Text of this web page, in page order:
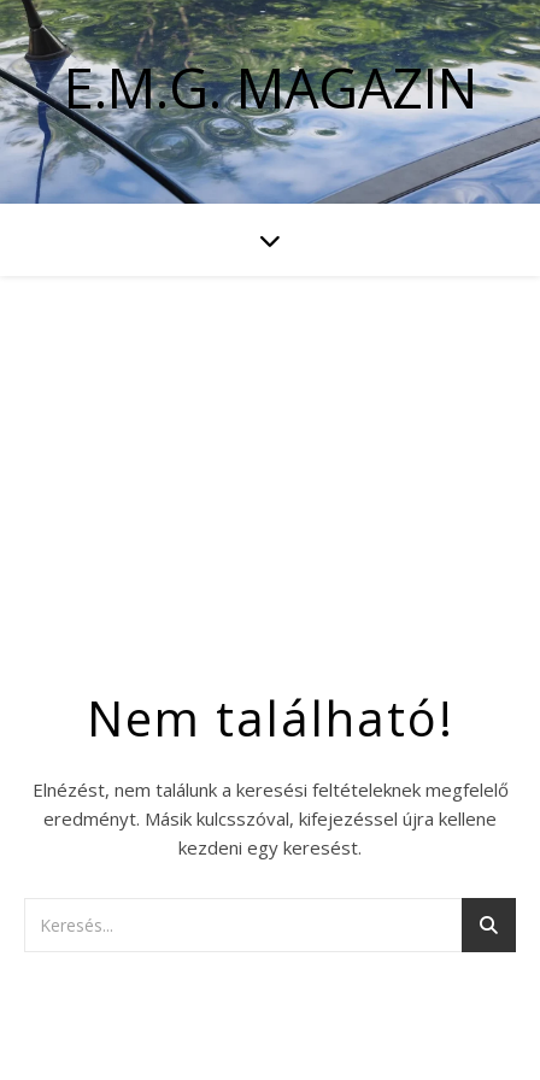
E.M.G. MAGAZIN
Nem található!
Elnézést, nem találunk a keresési feltételeknek megfelelő
eredményt. Másik kulcsszóval, kifejezéssel újra kellene
kezdeni egy keresést.